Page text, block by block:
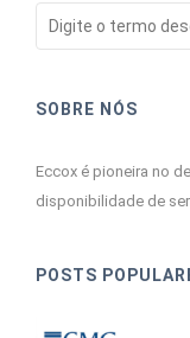
SOBRE NÓS
Eccox é pioneira no
disponibilidade de
POSTS